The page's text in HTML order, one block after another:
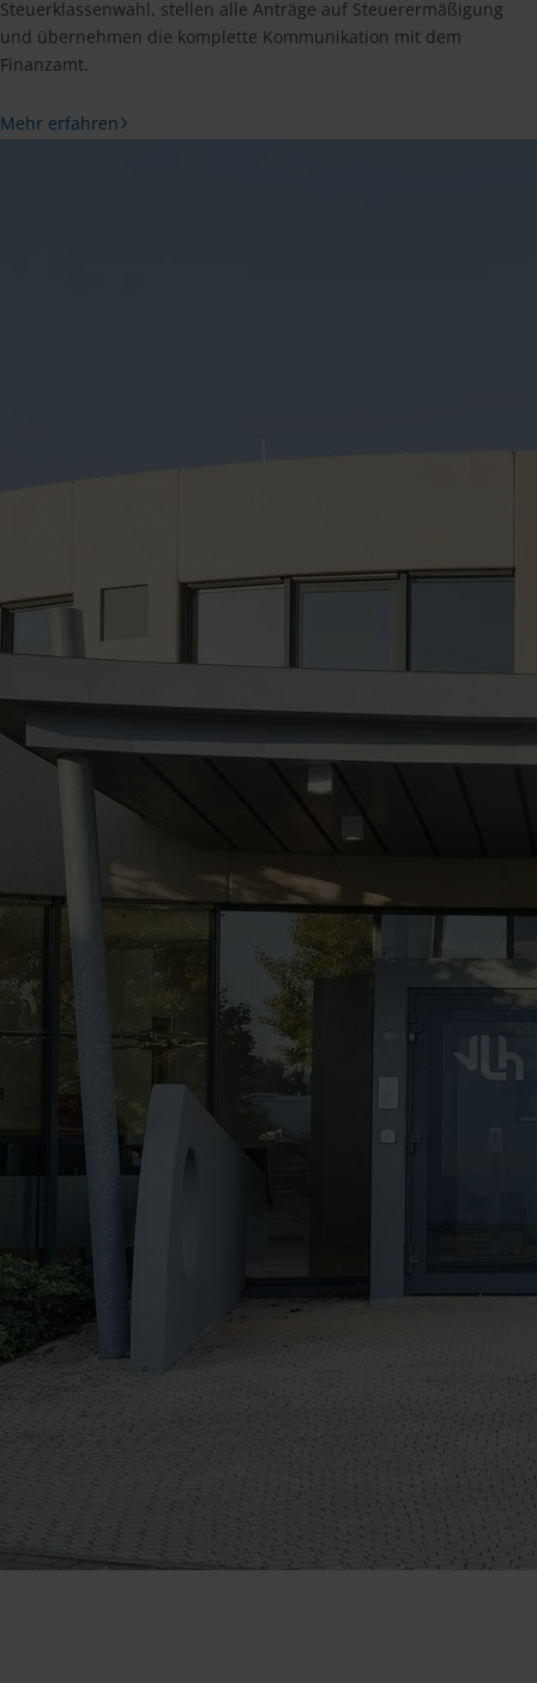
Steuerklassenwahl, stellen alle Anträge auf Steuerermäßigung
und übernehmen die komplette Kommunikation mit dem
Finanzamt.
Mehr erfahren